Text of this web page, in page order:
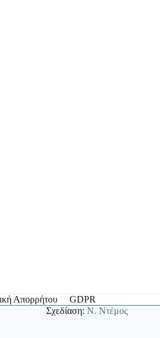
Απορρήτου
GDPR
Σχεδίαση:Ν. Ντέμος